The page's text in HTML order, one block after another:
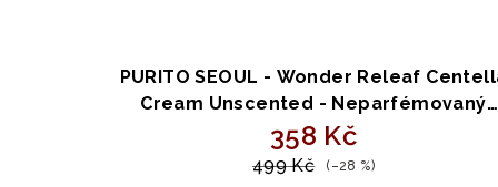
PURITO SEOUL - Wonder Releaf
Cream Unscented - Neparfémovaný
krém s extraktem z Centella asiatica
50ml
358 Kč
499 Kč (–28 %)